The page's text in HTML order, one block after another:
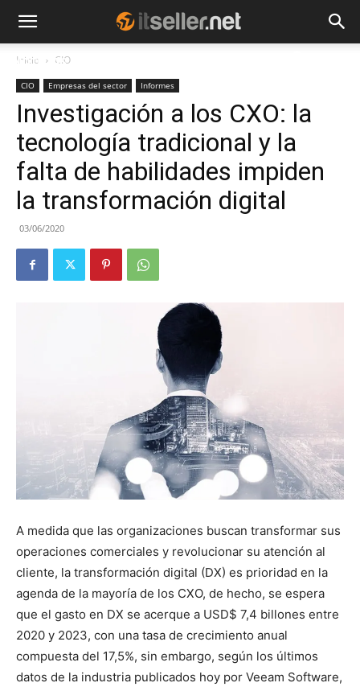
NOTICIAS
Inicio CIO
CIO Empresas del sector Informes
Investigación a los CXO: la
tecnología tradicional y la
falta de habilidades impiden
la transformación digital
03/06/2020
A medida que las organizaciones buscan transformar sus
operaciones comerciales y revolucionar su atención al
cliente, la transformación digital (DX) es prioridad en la
agenda de la mayoría de los CXO, de hecho, se espera
que el gasto en DX se acerque a USD$ 7,4 billones entre
2020 y 2023, con una tasa de crecimiento anual
compuesta del 17,5%, sin embargo, según los últimos
datos de la industria publicados hoy por Veeam Software,